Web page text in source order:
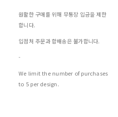
원활한 구매를 위해 무통장 입금을 제한
합니다.
입점처 주문과 합배송은 불가합니다.
-
We limit the number of purchases
to 5 per design.